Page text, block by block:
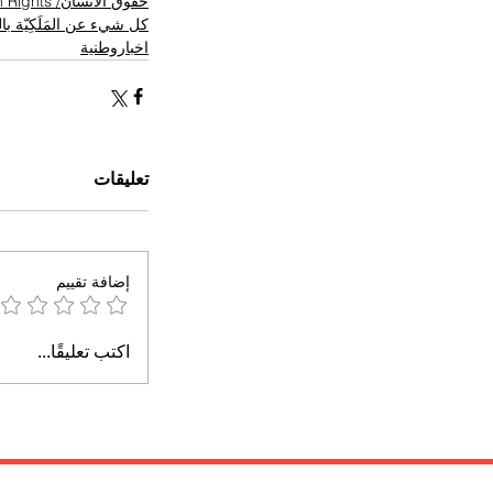
كل شيء عن المَلَكِيّة
اخباروطنية
تعليقات
إضافة تقييم
اكتب تعليقًا...